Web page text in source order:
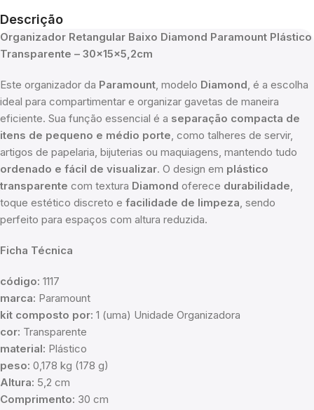
Descrição
Organizador Retangular Baixo Diamond Paramount Plástico
Transparente – 30x15x5,2cm
Este organizador da Paramount, modelo Diamond, é a escolha
ideal para compartimentar e organizar gavetas de maneira
eficiente. Sua função essencial é a separação compacta de
itens de pequeno e médio porte, como talheres de servir,
artigos de papelaria, bijuterias ou maquiagens, mantendo tudo
ordenado e fácil de visualizar. O design em plástico
transparente com textura Diamond oferece durabilidade,
toque estético discreto e facilidade de limpeza, sendo
perfeito para espaços com altura reduzida.
Ficha Técnica
código: 1117
marca: Paramount
kit composto por: 1 (uma) Unidade Organizadora
cor: Transparente
material: Plástico
peso: 0,178 kg (178 g)
Altura: 5,2 cm
Comprimento: 30 cm